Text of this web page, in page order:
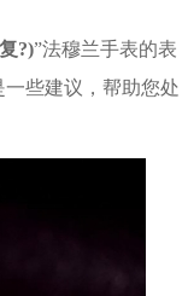
?)”法穆兰手表的表
些建议，帮助您处